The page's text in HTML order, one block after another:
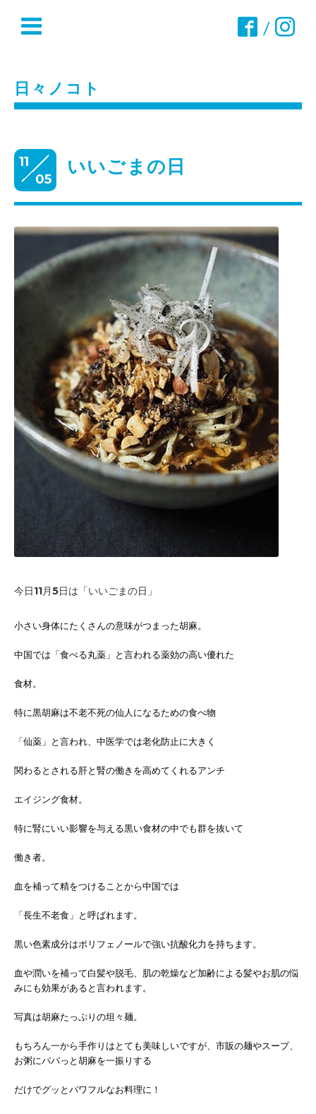
/
日々ノコト
11
05
いいごまの日
今日11月5日は「いいごまの日」
小さい身体にたくさんの意味がつまった胡麻。
中国では「食べる丸薬」と言われる薬効の高い優れた
食材。
特に黒胡麻は不老不死の仙人になるための食べ物
「仙薬」と言われ、中医学では老化防止に大きく
関わるとされる肝と腎の働きを高めてくれるアンチ
エイジング食材。
特に腎にいい影響を与える黒い食材の中でも群を抜いて
働き者。
血を補って精をつけることから中国では
「長生不老食」と呼ばれます。
黒い色素成分はポリフェノールで強い抗酸化力を持ちます。
血や潤いを補って白髪や脱毛、肌の乾燥など加齢による髪やお肌の悩
みにも効果があると言われます。
写真は胡麻たっぷりの坦々麺。
もちろん一から手作りはとても美味しいですが、 市販の麺やスープ、
お粥にパパっと胡麻を一振りする
だけでグッとパワフルなお料理に！